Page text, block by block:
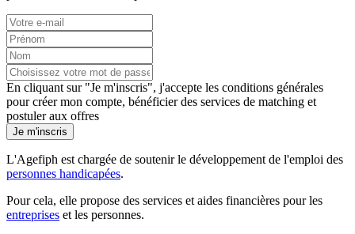
En cliquant sur "Je m'inscris", j'accepte les conditions générales
pour créer mon compte, bénéficier des services de matching et
postuler aux offres
Je m'inscris
L'Agefiph est chargée de soutenir le développement de l'emploi des
personnes handicapées.
Pour cela, elle propose des services et aides financières pour les
entreprises et les personnes.